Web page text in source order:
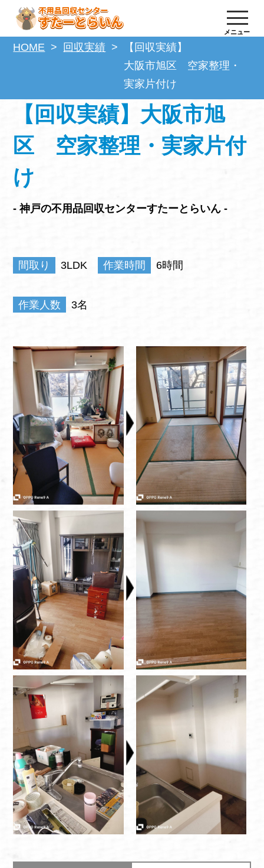
メニュー
HOME 回収実績
【回収実績】
大阪市旭区 空家整理・
実家片付け
【回収実績】大阪市旭
区 空家整理・実家片付
け
- 神戸の不用品回収センターすたーとらいん -
間取り 3LDK 作業時間 6時間
作業人数 3名